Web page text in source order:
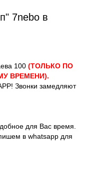
7nebo в
100 (ТОЛЬКО ПО
ВРЕМЕНИ).
Звонки замедляют
для Вас время.
в whatsapp для